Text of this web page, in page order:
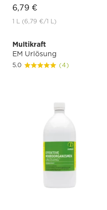
6,79 €
1 L (6,79 €/1 L)
Multikraft
EM Urlösung
5.0 (4)